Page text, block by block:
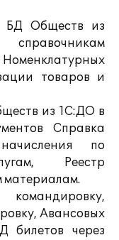
БД Обществ из
товаров и
из 1С:ДО в
Справка
по
Реестр
материалам.
Авансовых
билетов через